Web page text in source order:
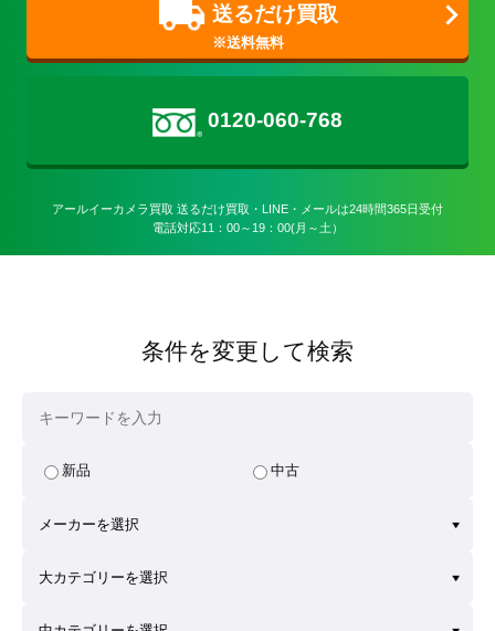
送るだけ買取
0120-060-768
アールイーカメラ買取 送るだけ買取・LINE・メールは24時間365日受付
電話対応11：00～19：00(月～土）
条件を変更して検索
新品 中古